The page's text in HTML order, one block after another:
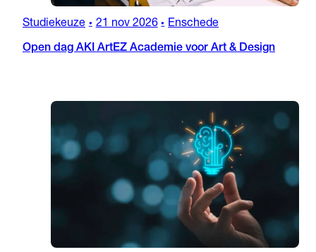
Studiekeuze • 21 nov 2026 • Enschede
Open dag AKI ArtEZ Academie voor Art & Design